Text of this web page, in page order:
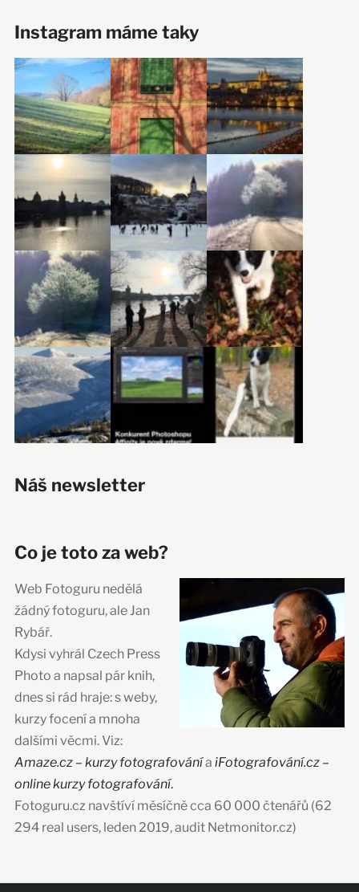
Instagram máme taky
Náš newsletter
Co je toto za web?
Web Fotoguru nedělá
žádný fotoguru, ale Jan
Rybář.
Kdysi vyhrál Czech Press
Photo a napsal pár knih,
dnes si rád hraje: s weby,
kurzy focení a mnoha
dalšími věcmi. Viz:
Amaze.cz – kurzy fotografovánía iFotografování.cz –
online kurzy fotografování.
Fotoguru.cz navštíví měsíčně cca 60 000 čtenářů (62
294 real users, leden 2019, audit Netmonitor.cz)